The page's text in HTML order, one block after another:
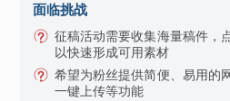
面临挑战
征稿活动需要收集海量稿件，
以快速形成可用素材
希望为粉丝提供简便、易用的
一键上传等功能